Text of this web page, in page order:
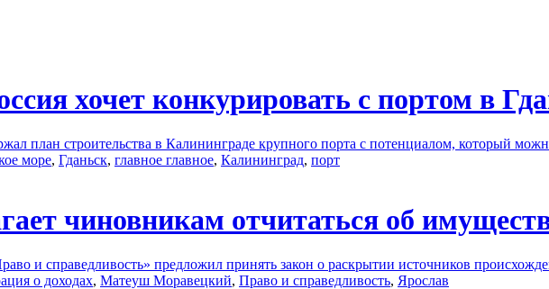
хочет конкурировать с портом в
план строительства в Калининграде крупного порта с потенциалом, который
море, Гданьск, главное главное, Калининград, порт
чиновникам отчитаться об
и справедливость» предложил принять закон о раскрытии источников
о доходах, Матеуш Моравецкий, Право и справедливость, Ярослав